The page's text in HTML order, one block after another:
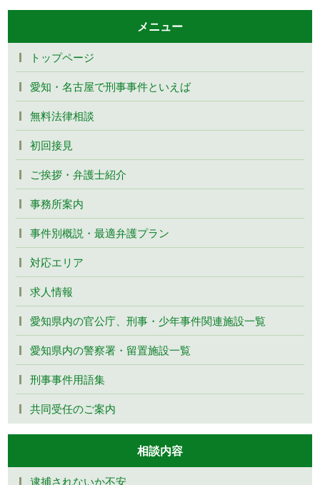
メニュー
トップページ
愛知・名古屋で刑事事件といえば
無料法律相談
初回接見
ご挨拶・弁護士紹介
事務所案内
事件別概説・最適弁護プラン
対応エリア
求人情報
愛知県内の官公庁、刑事・少年事件関連施設一覧
愛知県内の警察署・留置施設一覧
刑事事件用語集
共同受任のご案内
相談内容
逮捕されないか不安